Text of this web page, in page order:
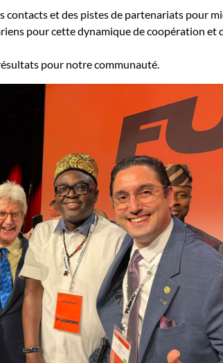
contacts et des pistes de partenariats
pour cette dynamique de coopération et
pour notre communauté.